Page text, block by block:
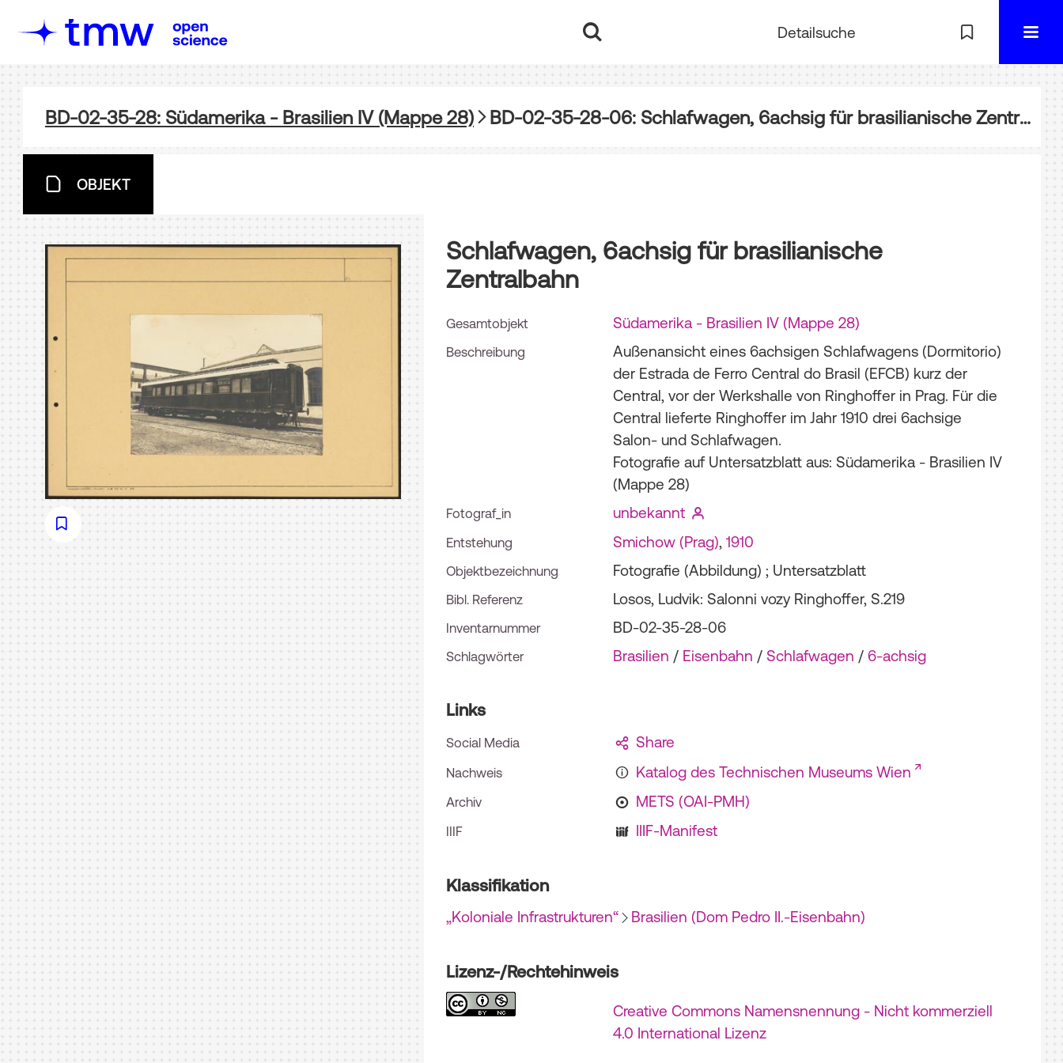
Detailsuche
BD-02-35-28: Südamerika - Brasilien IV (Mappe 28) BD-02-35-28-06: Schlafwagen, 6achsig für brasilianische Zentralbahn
OBJEKT
Schlafwagen, 6achsig für brasilianische
Zentralbahn
Gesamtobjekt Südamerika - Brasilien IV (Mappe 28)
Beschreibung
Außenansicht eines 6achsigen Schlafwagens (Dormitorio)
der Estrada de Ferro Central do Brasil (EFCB) kurz der
Central, vor der Werkshalle von Ringhoffer in Prag. Für die
Central lieferte Ringhoffer im Jahr 1910 drei 6achsige
Salon- und Schlafwagen.
Fotografie auf Untersatzblatt aus: Südamerika - Brasilien IV
(Mappe 28)
Fotograf_in unbekannt
Entstehung Smichow (Prag), 1910
Objektbezeichnung Fotografie (Abbildung) ; Untersatzblatt
Bibl. Referenz Losos, Ludvik: Salonni vozy Ringhoffer, S.219
Inventarnummer BD-02-35-28-06
Schlagwörter Brasilien / Eisenbahn / Schlafwagen / 6-achsig
Links
Social Media Share
Nachweis Katalog des Technischen Museums Wien
Archiv METS (OAI-PMH)
IIIF IIIF-Manifest
Klassifikation
„Koloniale Infrastrukturen“ Brasilien (Dom Pedro II.-Eisenbahn)
Lizenz-/Rechtehinweis
Creative Commons Namensnennung - Nicht kommerziell
4.0 International Lizenz